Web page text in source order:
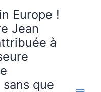
Europe !
Jean
à
que